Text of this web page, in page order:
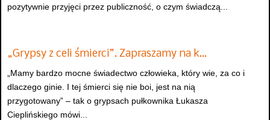
pozytywnie przyjęci przez publiczność, o czym świadczą...
„Grypsy z celi śmierci”. Zapraszamy na k…
„Mamy bardzo mocne świadectwo człowieka, który wie, za co i
dlaczego ginie. I tej śmierci się nie boi, jest na nią
przygotowany” – tak o grypsach pułkownika Łukasza
Cieplińskiego mówi...